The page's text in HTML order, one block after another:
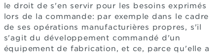
le droit de s'en servir pour les besoins exprimés
lors de la commande: par exemple dans le cadre
de ses opérations manufacturières propres, s'il
s'agit du développement commandé d'un
équipement de fabrication, et ce, parce qu'elle a